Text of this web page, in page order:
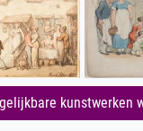
kunstwerken